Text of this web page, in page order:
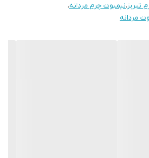
تبریز،نیمبوت چرم مردانه،
مردانه